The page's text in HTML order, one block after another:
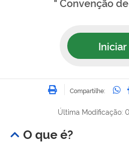
Iniciar
Imprimir
Compartilhe:
Última Modificação:
O que é?